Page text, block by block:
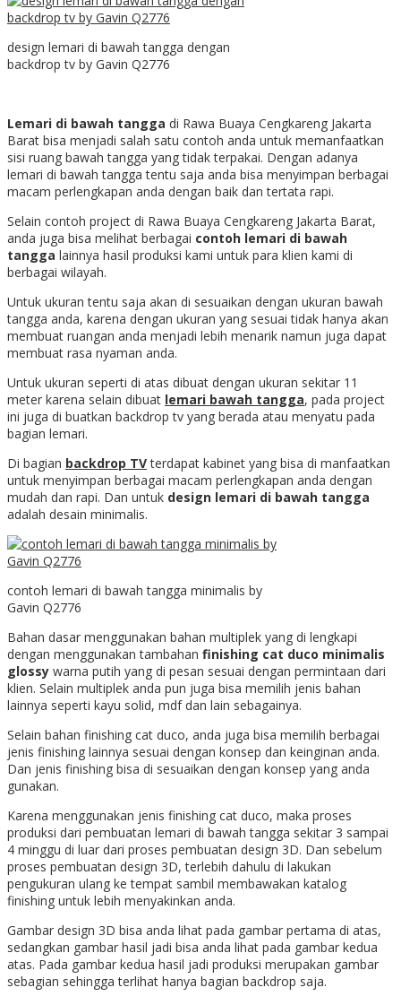
design lemari di bawah tangga dengan
backdrop tv by Gavin Q2776
Lemari di bawah tangga di Rawa Buaya Cengkareng Jakarta
Barat bisa menjadi salah satu contoh anda untuk memanfaatkan
sisi ruang bawah tangga yang tidak terpakai. Dengan adanya
lemari di bawah tangga tentu saja anda bisa menyimpan berbagai
macam perlengkapan anda dengan baik dan tertata rapi.
Selain contoh project di Rawa Buaya Cengkareng Jakarta Barat,
anda juga bisa melihat berbagai contoh lemari di bawah
tangga lainnya hasil produksi kami untuk para klien kami di
berbagai wilayah.
Untuk ukuran tentu saja akan di sesuaikan dengan ukuran bawah
tangga anda, karena dengan ukuran yang sesuai tidak hanya akan
membuat ruangan anda menjadi lebih menarik namun juga dapat
membuat rasa nyaman anda.
Untuk ukuran seperti di atas dibuat dengan ukuran sekitar 11
meter karena selain dibuat lemari bawah tangga, pada project
ini juga di buatkan backdrop tv yang berada atau menyatu pada
bagian lemari.
Di bagian backdrop TVterdapat kabinet yang bisa di manfaatkan
untuk menyimpan berbagai macam perlengkapan anda dengan
mudah dan rapi. Dan untuk design lemari di bawah tangga
adalah desain minimalis.
contoh lemari di bawah tangga minimalis by
Gavin Q2776
Bahan dasar menggunakan bahan multiplek yang di lengkapi
dengan menggunakan tambahan finishing cat duco minimalis
glossy warna putih yang di pesan sesuai dengan permintaan dari
klien. Selain multiplek anda pun juga bisa memilih jenis bahan
lainnya seperti kayu solid, mdf dan lain sebagainya.
Selain bahan finishing cat duco, anda juga bisa memilih berbagai
jenis finishing lainnya sesuai dengan konsep dan keinginan anda.
Dan jenis finishing bisa di sesuaikan dengan konsep yang anda
gunakan.
Karena menggunakan jenis finishing cat duco, maka proses
produksi dari pembuatan lemari di bawah tangga sekitar 3 sampai
4 minggu di luar dari proses pembuatan design 3D. Dan sebelum
proses pembuatan design 3D, terlebih dahulu di lakukan
pengukuran ulang ke tempat sambil membawakan katalog
finishing untuk lebih menyakinkan anda.
Gambar design 3D bisa anda lihat pada gambar pertama di atas,
sedangkan gambar hasil jadi bisa anda lihat pada gambar kedua
atas. Pada gambar kedua hasil jadi produksi merupakan gambar
sebagian sehingga terlihat hanya bagian backdrop saja.